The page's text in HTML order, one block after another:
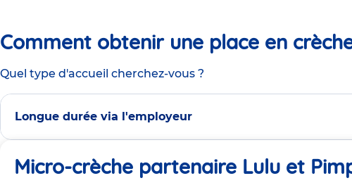
Comment obtenir une place en
Quel type d'accueil cherchez-vous ?
Longue durée via l'employeur
Micro-crèche partenaire Lulu et